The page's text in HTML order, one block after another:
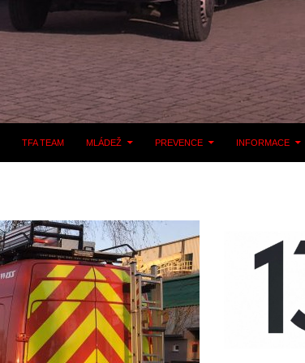
TFA TEAM MLÁDEŽ PREVENCE INFORMACE